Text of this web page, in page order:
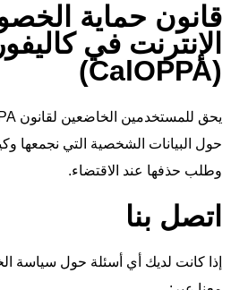
قانون حماية
الإنترنت في
(CalOPPA)
حول البيانات الشخصية التي نجمعها
وطلب حذفها عند الاقتضاء.
اتصل بنا
إذا كانت لديك أي أسئلة حول سياسة